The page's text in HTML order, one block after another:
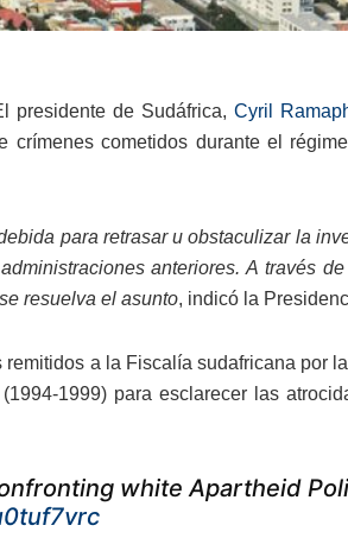
presidente de Sudáfrica, Cyril
crímenes cometidos durante el
para retrasar u obstaculizar la
administraciones anteriores. A través
resuelva el asunto, indicó la
remitidos a la Fiscalía sudafricana por
(1994-1999) para esclarecer las
white Apartheid